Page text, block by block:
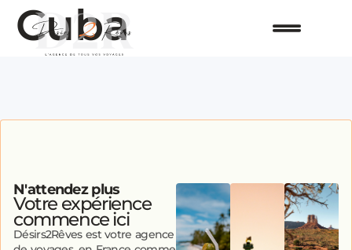
Cuba
N'attendez plus
Votre expérience
commence ici
Désirs2Rêves est votre agence